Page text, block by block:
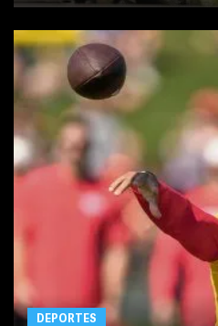
DEPORTES